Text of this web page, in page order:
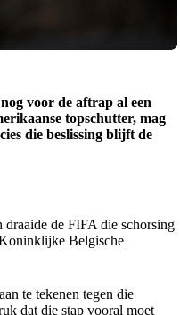
voor de aftrap al een
topschutter, mag
die beslissing blijft de
de FIFA die schorsing
Belgische
te tekenen tegen die
dat die stap vooral moet